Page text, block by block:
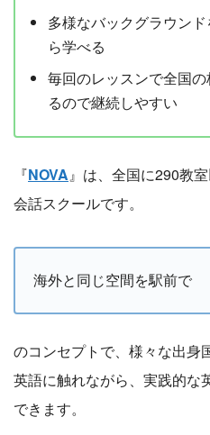
多様なバックグラウン
ら学べる
毎回のレッスンで全国
るので継続しやすい
『NOVA 』は、全国に290教
会話スクールです。
海外と同じ空間を駅前で
のコンセプトで、様々な出身
英語に触れながら、実践的な
できます。